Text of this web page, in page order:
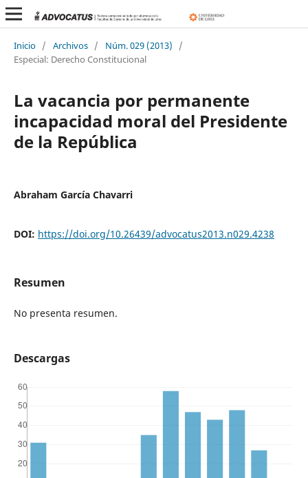
Inicio / Archivos / Núm. 029 (2013)
/
Especial: Derecho Constitucional
La vacancia por permanente
incapacidad moral del Presidente
de la República
Abraham García Chavarri
DOI: https://doi.org/10.26439/advocatus2013.n029.4238
Resumen
No presenta resumen.
Descargas